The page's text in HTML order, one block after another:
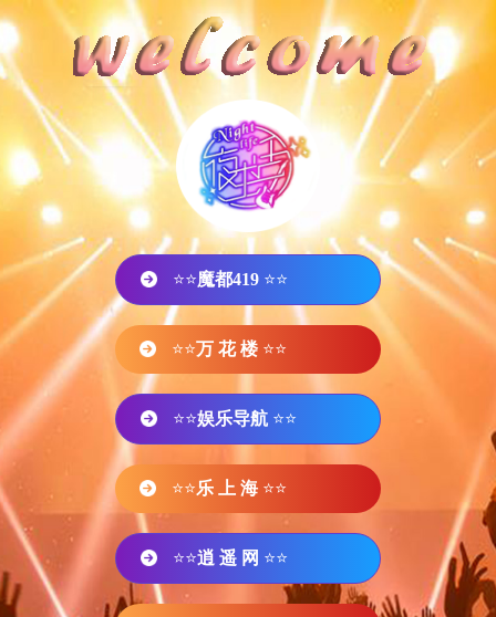
⭐⭐魔都419 ⭐⭐
⭐⭐万 花 楼 ⭐⭐
⭐⭐娱乐导航 ⭐⭐
⭐⭐乐 上 海 ⭐⭐
⭐⭐逍 遥 网 ⭐⭐